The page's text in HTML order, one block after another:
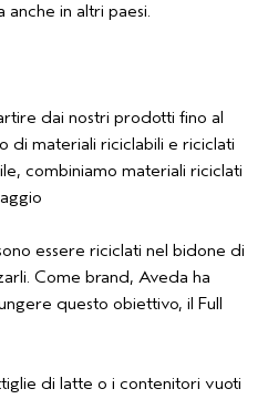
in altri paesi.
dai nostri prodotti fino al
di materiali riciclabili e riciclati
combiniamo materiali riciclati
essere riciclati nel bidone di
Come brand, Aveda ha
questo obiettivo, il Full
di latte o i contenitori vuoti